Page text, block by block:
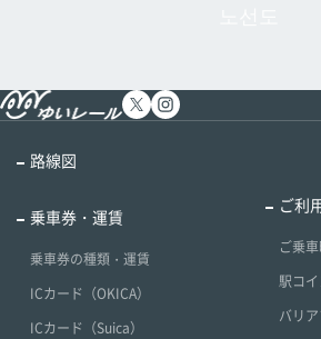
路線図
乗車券・運賃
乗車券の種類・運賃
ICカード（OKICA）
ICカード（Suica）
ご利
ご乗
駅コ
バリ